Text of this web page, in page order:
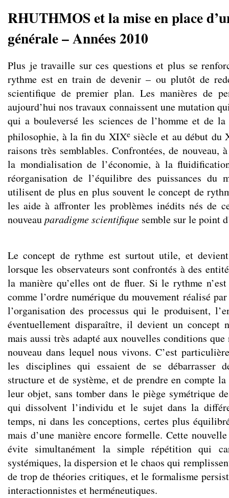
RHUTHMOS et la mise en place
générale – Années 2010
Plus je travaille sur ces questions et plus se
rythme est en train de devenir – ou plutôt de
scientifique de premier plan. Les manières de
aujourd’hui nos travaux connaissent une mutation
qui a bouleversé les sciences de l’homme et de
philosophie, à la fin du XIXesiècle et au début du
raisons très semblables. Confrontées, de nouveau,
la mondialisation de l’économie, à la
réorganisation de l’équilibre des puissances du
utilisent de plus en plus souvent le concept de
les aide à affronter les problèmes inédits nés de
nouveauparadigme scientifique semble sur le point
Le concept de rythme est surtout utile, et
lorsque les observateurs sont confrontés à des
la manière qu’elles ont de fluer. Si le rythme
comme l’ordre numérique du mouvement réalisé
l’organisation des processus qui le produisent,
éventuellement disparaître, il devient un concept
mais aussi très adapté aux nouvelles conditions
nouveau dans lequel nous vivons. C’est
les disciplines qui essaient de se débarrasser
structure et de système, et de prendre en compte
leur objet, sans tomber dans le piège symétrique
qui dissolvent l’individu et le sujet dans la
temps, ni dans les conceptions, certes plus
mais d’une manière encore formelle. Cette
évite simultanément la simple répétition qui
systémiques, la dispersion et le chaos qui
de trop de théories critiques, et le formalisme
interactionnistes et herméneutiques.